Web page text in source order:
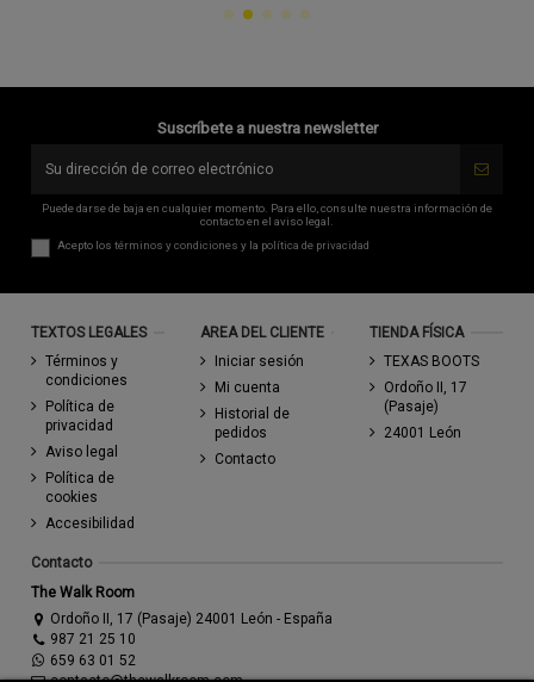
Suscríbete a nuestra newsletter
Puede darse de baja en cualquier momento. Para ello, consulte nuestra información de
contacto en el aviso legal.
Acepto lostérminos y condiciones y la política de privacidad
TEXTOS LEGALES
Términos y
condiciones
Política de
privacidad
Aviso legal
Política de
cookies
Accesibilidad
AREA DEL CLIENTE
Iniciar sesión
Mi cuenta
Historial de
pedidos
Contacto
TIENDA FÍSICA
TEXAS BOOTS
Ordoño II, 17
(Pasaje)
24001 León
Contacto
The Walk Room
Ordoño II, 17 (Pasaje) 24001 León - España
987 21 25 10
659 63 01 52